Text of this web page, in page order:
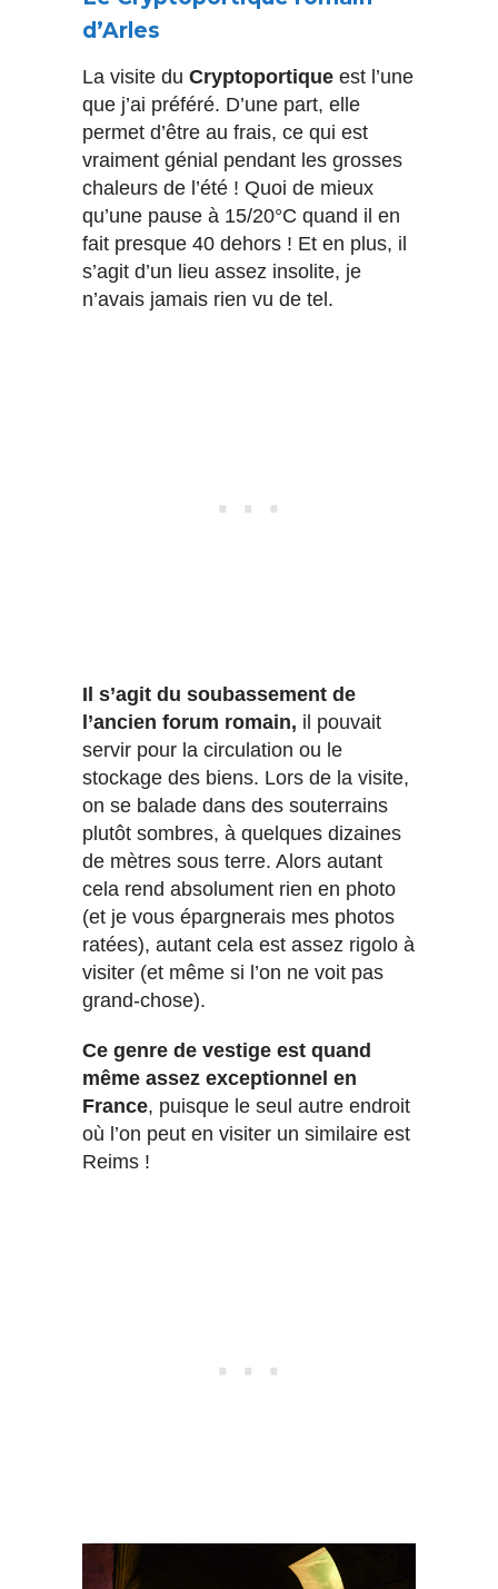
d’Arles
La visite du Cryptoportique est l’une
que j’ai préféré. D’une part, elle
permet d’être au frais, ce qui est
vraiment génial pendant les grosses
chaleurs de l’été ! Quoi de mieux
qu’une pause à 15/20°C quand il en
fait presque 40 dehors ! Et en plus, il
s’agit d’un lieu assez insolite, je
n’avais jamais rien vu de tel.
Il s’agit du soubassement de
l’ancien forum romain, il pouvait
servir pour la circulation ou le
stockage des biens. Lors de la visite,
on se balade dans des souterrains
plutôt sombres, à quelques dizaines
de mètres sous terre. Alors autant
cela rend absolument rien en photo
(et je vous épargnerais mes photos
ratées), autant cela est assez rigolo à
visiter (et même si l’on ne voit pas
grand-chose).
Ce genre de vestige est quand
même assez exceptionnel en
France, puisque le seul autre endroit
où l’on peut en visiter un similaire est
Reims !